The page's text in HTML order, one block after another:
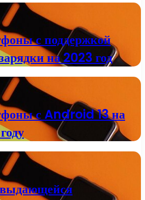
с поддержкой
на 2023 год
с Android 13 на